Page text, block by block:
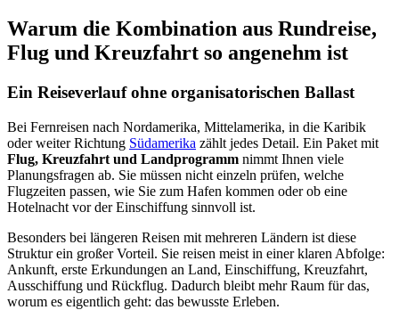
Warum die Kombination aus Rundreise,
Flug und Kreuzfahrt so angenehm ist
Ein Reiseverlauf ohne organisatorischen Ballast
Bei Fernreisen nach Nordamerika, Mittelamerika, in die Karibik
oder weiter Richtung Südamerika zählt jedes Detail. Ein Paket mit
Flug, Kreuzfahrt und Landprogramm nimmt Ihnen viele
Planungsfragen ab. Sie müssen nicht einzeln prüfen, welche
Flugzeiten passen, wie Sie zum Hafen kommen oder ob eine
Hotelnacht vor der Einschiffung sinnvoll ist.
Besonders bei längeren Reisen mit mehreren Ländern ist diese
Struktur ein großer Vorteil. Sie reisen meist in einer klaren Abfolge:
Ankunft, erste Erkundungen an Land, Einschiffung, Kreuzfahrt,
Ausschiffung und Rückflug. Dadurch bleibt mehr Raum für das,
worum es eigentlich geht: das bewusste Erleben.